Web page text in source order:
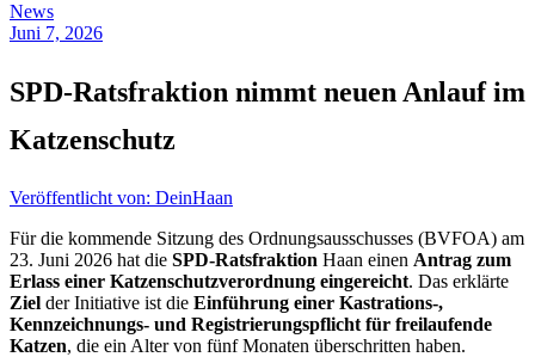
News
Juni 7, 2026
SPD-Ratsfraktion nimmt neuen Anlauf im
Katzenschutz
Veröffentlicht von: DeinHaan
Für die kommende Sitzung des Ordnungsausschusses (BVFOA) am
23. Juni 2026 hat die SPD-Ratsfraktion Haan einen Antrag zum
Erlass einer Katzenschutzverordnung eingereicht. Das erklärte
Ziel der Initiative ist die Einführung einer Kastrations-,
Kennzeichnungs- und Registrierungspflicht für freilaufende
Katzen, die ein Alter von fünf Monaten überschritten haben.